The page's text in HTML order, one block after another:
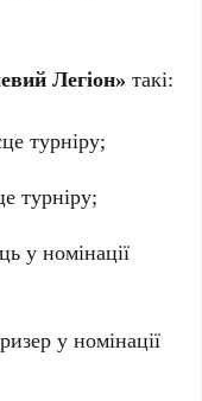
Легіон» такі:
турніру;
турніру;
у номінації
у номінації